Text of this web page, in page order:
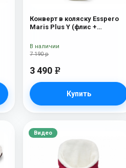
Конверт в коляску Esspero
Maris Plus Y (флис +
7 190 р
3 490 e
Купить
В наличии
Видео